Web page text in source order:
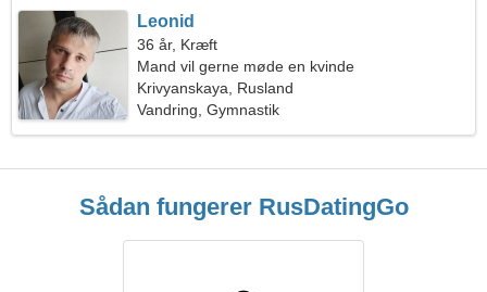
Leonid
36 år, Kræft
Mand vil gerne møde en kvinde
Krivyanskaya, Rusland
Vandring, Gymnastik
Sådan fungerer RusDatingGo